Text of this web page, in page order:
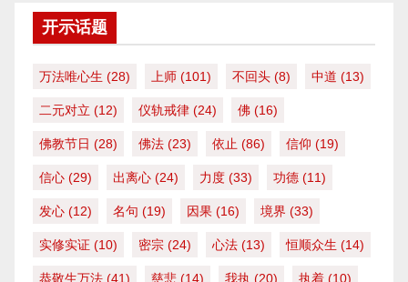
开示话题
万法唯心生 (28) 上师 (101) 不回头 (8) 中道 (13)
二元对立 (12) 仪轨戒律 (24) 佛 (16)
佛教节日 (28) 佛法 (23) 依止 (86) 信仰 (19)
信心 (29) 出离心 (24) 力度 (33) 功德 (11)
发心 (12) 名句 (19) 因果 (16) 境界 (33)
实修实证 (10) 密宗 (24) 心法 (13) 恒顺众生 (14)
恭敬生万法 (41) 慈悲 (14) 我执 (20) 执着 (10)